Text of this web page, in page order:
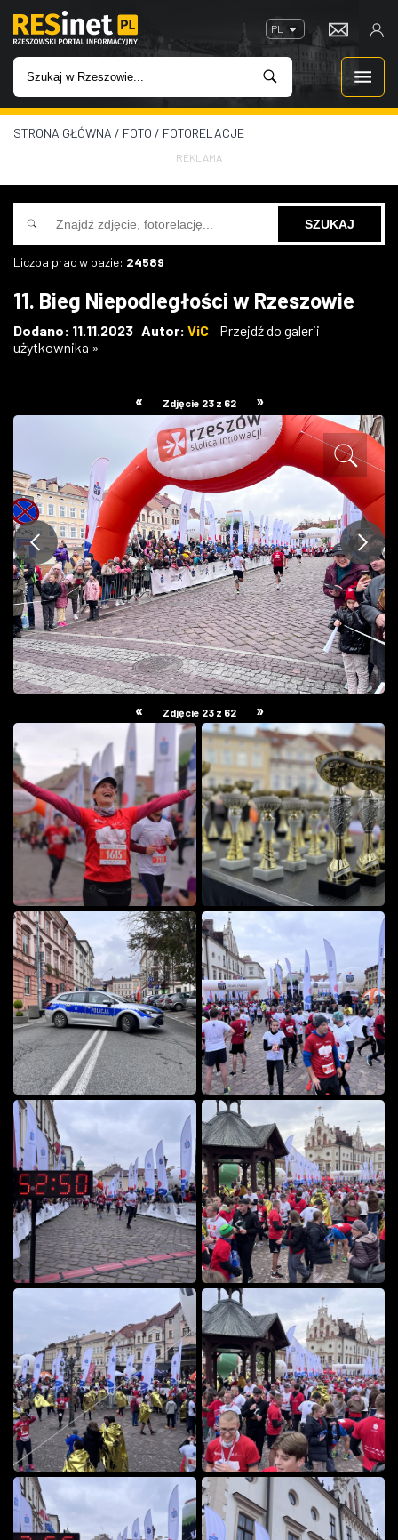
PL
WIADOMOŚCI
INWESTYCJE
IMPREZY
W KINACH
W RZESZOWIE
STRONA GŁÓWNA / FOTO / FOTORELACJE
REKLAMA
Liczba prac w bazie: 24589
11. Bieg Niepodległości w Rzeszowie
Dodano: 11.11.2023 Autor: ViC
Przejdź do galerii
użytkownika »
« Zdjęcie 23 z 62 »
« Zdjęcie 23 z 62 »